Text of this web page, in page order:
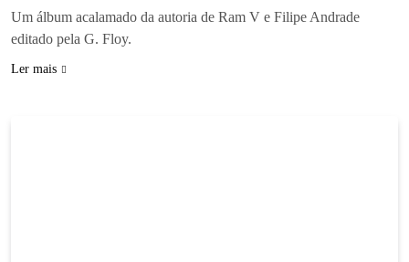
Um álbum acalamado da autoria de Ram V e Filipe Andrade
editado pela G. Floy.
Ler mais